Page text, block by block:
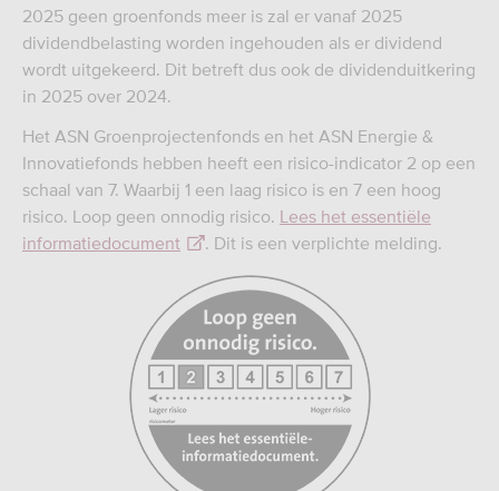
2025 geen groenfonds meer is zal er vanaf 2025
dividendbelasting worden ingehouden als er dividend
wordt uitgekeerd. Dit betreft dus ook de dividenduitkering
in 2025 over 2024.
Het ASN Groenprojectenfonds en het ASN Energie &
Innovatiefonds hebben heeft een risico-indicator 2 op een
schaal van 7. Waarbij 1 een laag risico is en 7 een hoog
risico. Loop geen onnodig risico. Lees het essentiële
informatiedocument
. Dit is een verplichte melding.